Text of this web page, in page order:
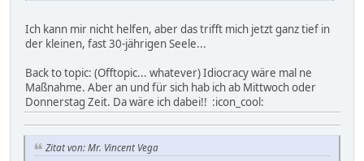
Ich kann mir nicht helfen, aber das trifft mich jetzt ganz tief in
der kleinen, fast 30-jährigen Seele...
Back to topic: (Offtopic... whatever) Idiocracy wäre mal ne
Maßnahme. Aber an und für sich hab ich ab Mittwoch oder
Donnerstag Zeit. Da wäre ich dabei!! :icon_cool:
Zitat von: Mr. Vincent Vega